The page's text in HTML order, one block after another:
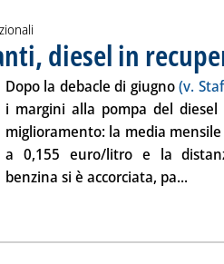
diesel in
Dopo la debacle di giugno(v.
i margini alla pompa del
miglioramento: la media
a 0,155 euro/litro e la
benzina si è accorciata, pa...